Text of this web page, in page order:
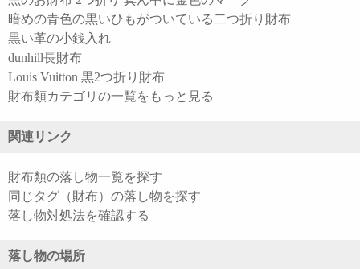
暗めの青色の黒いひもがついている二つ折り財布
黒い革の小銭入れ
dunhill長財布
Louis Vuitton 黒2つ折り財布
財布類カテゴリの一覧をもっと見る
関連リンク
財布類の落し物一覧を探す
同じタグ（財布）の落し物を探す
落し物対処法を確認する
落し物の場所